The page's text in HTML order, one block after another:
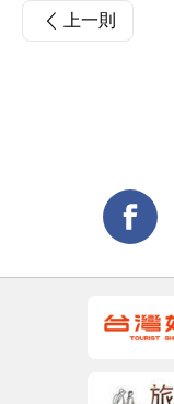
上一則